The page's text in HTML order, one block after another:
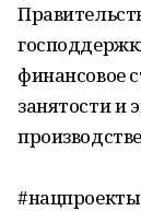
финансовое
занятости и